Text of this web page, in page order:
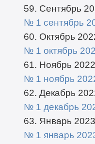
59. Сентябрь
№ 1 сентябрь
60. Октябрь
№ 1 октябрь
61. Ноябрь 2022
№ 1 ноябрь
62. Декабрь
№ 1 декабрь
63. Январь 2023
№ 1 январь